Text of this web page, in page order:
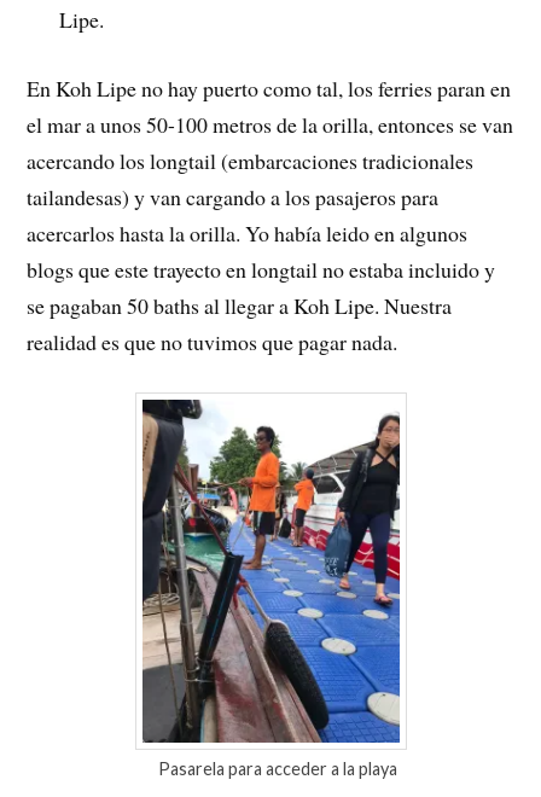
Lipe.
En Koh Lipe no hay puerto como tal, los ferries paran en
el mar a unos 50-100 metros de la orilla, entonces se van
acercando los longtail (embarcaciones tradicionales
tailandesas) y van cargando a los pasajeros para
acercarlos hasta la orilla. Yo había leido en algunos
blogs que este trayecto en longtail no estaba incluido y
se pagaban 50 baths al llegar a Koh Lipe. Nuestra
realidad es que no tuvimos que pagar nada.
Pasarela para acceder a la playa